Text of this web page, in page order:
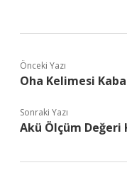
Önceki Yazı
Oha Kelimesi Kaba
Sonraki Yazı
Akü Ölçüm Değeri